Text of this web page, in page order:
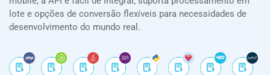
lote e opções de conversão flexíveis para necessidades de
desenvolvimento do mundo real.